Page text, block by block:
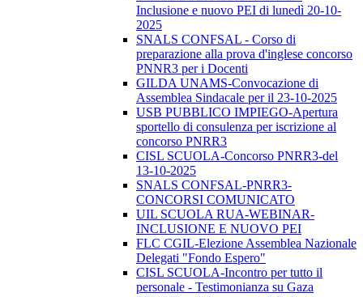
Inclusione e nuovo PEI di lunedì 20-10-
2025
SNALS CONFSAL - Corso di
preparazione alla prova d'inglese concorso
PNNR3 per i Docenti
GILDA UNAMS-Convocazione di
Assemblea Sindacale per il 23-10-2025
USB PUBBLICO IMPIEGO-Apertura
sportello di consulenza per iscrizione al
concorso PNRR3
CISL SCUOLA-Concorso PNRR3-del
13-10-2025
SNALS CONFSAL-PNRR3-
CONCORSI COMUNICATO
UIL SCUOLA RUA-WEBINAR-
INCLUSIONE E NUOVO PEI
FLC CGIL-Elezione Assemblea Nazionale
Delegati "Fondo Espero"
CISL SCUOLA-Incontro per tutto il
personale - Testimonianza su Gaza